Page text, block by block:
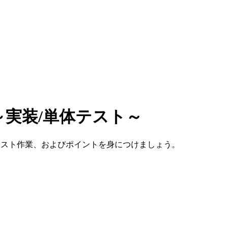
装/単体テスト～
ト作業、およびポイントを身につけましょう。